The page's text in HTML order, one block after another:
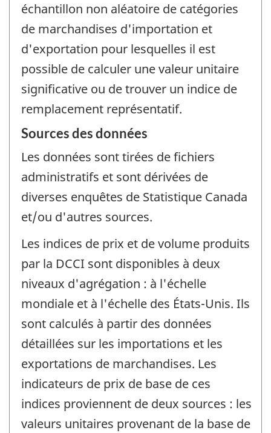
échantillon non aléatoire de catégories
de marchandises d'importation et
d'exportation pour lesquelles il est
possible de calculer une valeur unitaire
significative ou de trouver un indice de
remplacement représentatif.
Sources des données
Les données sont tirées de fichiers
administratifs et sont dérivées de
diverses enquêtes de Statistique Canada
et/ou d'autres sources.
Les indices de prix et de volume produits
par la DCCI sont disponibles à deux
niveaux d'agrégation : à l'échelle
mondiale et à l'échelle des États-Unis. Ils
sont calculés à partir des données
détaillées sur les importations et les
exportations de marchandises. Les
indicateurs de prix de base de ces
indices proviennent de deux sources : les
valeurs unitaires provenant de la base de